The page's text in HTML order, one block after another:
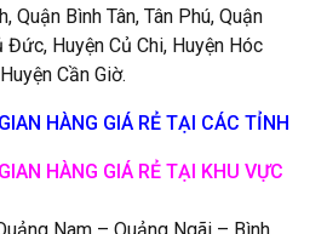
Quận Bình Tân, Tân Phú, Quận
Đức, Huyện Củ Chi, Huyện Hóc
Cần Giờ.
HÀNG GIÁ RẺ TẠI CÁC TỈNH
HÀNG GIÁ RẺ TẠI KHU VỰC